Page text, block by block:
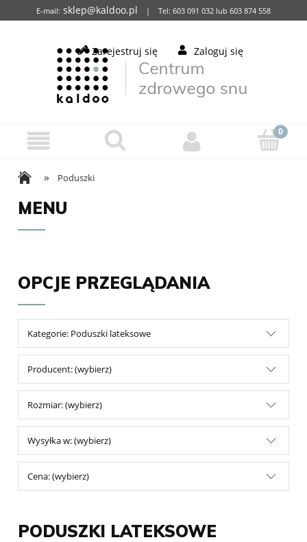
Zarejestruj się Zaloguj się
» Poduszki
MENU
OPCJE PRZEGLĄDANIA
Kategorie: Poduszki lateksowe
Producent: (wybierz)
Rozmiar: (wybierz)
Wysyłka w: (wybierz)
Cena: (wybierz)
PODUSZKI LATEKSOWE
E-mail: sklep@kaldoo.pl | Tel: 603 091 032 lub 603 874 558